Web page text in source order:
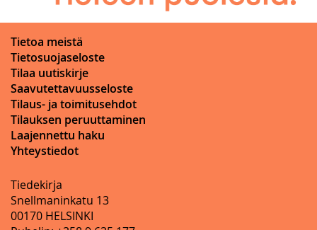
Tietoa meistä
Tietosuojaseloste
Tilaa uutiskirje
Saavutettavuusseloste
Tilaus- ja toimitusehdot
Tilauksen peruuttaminen
Laajennettu haku
Yhteystiedot
Tiedekirja
Snellmaninkatu 13
00170 HELSINKI